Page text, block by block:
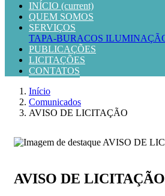
INÍCIO (current)
QUEM SOMOS
SERVIÇOS
TAPA-BURACOS
PUBLICAÇÕES
LICITAÇÕES
CONTATOS
Início
Comunicados
AVISO DE LICITAÇÃO
AVISO DE LICITAÇÃO